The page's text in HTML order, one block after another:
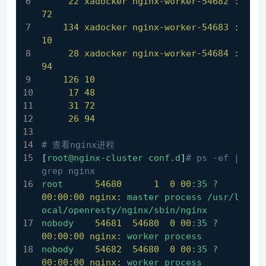
72
134 xadocker nginx-worker-54683 :
10
28 xadocker nginx-worker-54684 :
94
126
10
17 48
31
72
26
94
# 查看nginx进程
[ root@nginx-cluster conf.d]# ps -ef |
grep nginx
root
54680 1 0 00 :35
?
00:00:00 nginx:
master process
/usr/l
ocal/openresty/nginx/sbin/nginx
nobody
54681 54680 0 00 :35
?
00:00:00 nginx:
worker process
nobody
54682 54680 0 00 :35
?
00:00:00 nginx:
worker process